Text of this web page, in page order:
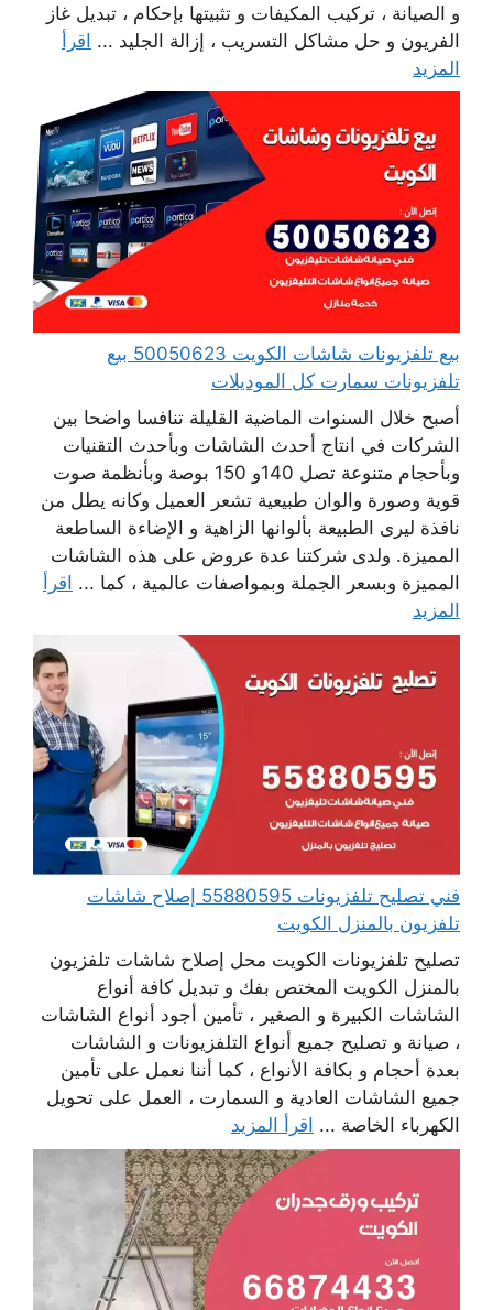
و الصيانة ، تركيب المكيفات و تثبيتها بإحكام ، تبديل غاز
الفريون و حل مشاكل التسريب ، إزالة الجليد ... اقرأ
المزيد
بيع تلفزيونات شاشات الكويت 50050623 بيع
تلفزيونات سمارت كل الموديلات
أصبح خلال السنوات الماضية القليلة تنافسا واضحا بين
الشركات في انتاج أحدث الشاشات وبأحدث التقنيات
وبأحجام متنوعة تصل 140و 150 بوصة وبأنظمة صوت
قوية وصورة والوان طبيعية تشعر العميل وكانه يطل من
نافذة ليرى الطبيعة بألوانها الزاهية و الإضاءة الساطعة
المميزة. ولدى شركتنا عدة عروض على هذه الشاشات
المميزة وبسعر الجملة وبمواصفات عالمية ، كما ... اقرأ
المزيد
فني تصليح تلفزيونات 55880595 إصلاح شاشات
تلفزيون بالمنزل الكويت
تصليح تلفزيونات الكويت محل إصلاح شاشات تلفزيون
بالمنزل الكويت المختص بفك و تبديل كافة أنواع
الشاشات الكبيرة و الصغير ، تأمين أجود أنواع الشاشات
، صيانة و تصليح جميع أنواع التلفزيونات و الشاشات
بعدة أحجام و بكافة الأنواع ، كما أننا نعمل على تأمين
جميع الشاشات العادية و السمارت ، العمل على تحويل
الكهرباء الخاصة ... اقرأ المزيد